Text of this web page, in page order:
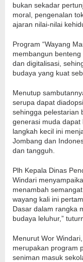
bukan sekadar
moral, pengenalan
ajaran nilai-nilai
Program “Wayang
membangun
dan digitalisasi,
budaya yang kuat
Menutup
serupa dapat
sehingga pelestarian
generasi muda dapat
langkah kecil ini
Jombang dan
dan tangguh.
Plh Kepala Dinas
Windari
menambah
wayang kali ini
Dasar dalam rangka
budaya leluhur,”
Menurut Wor
merupakan program
seniman masuk